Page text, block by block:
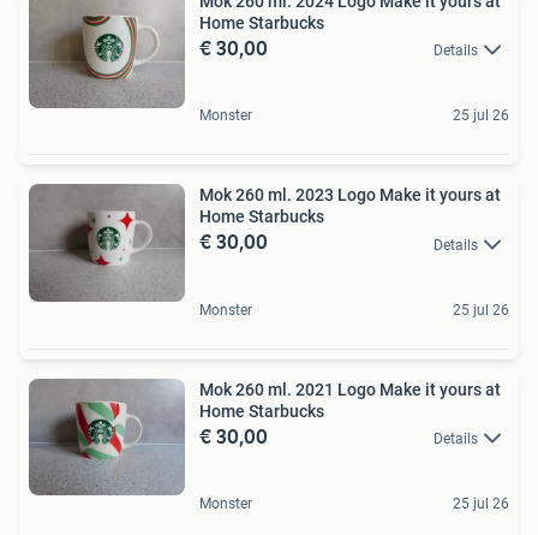
Home Starbucks
€ 30,00 Details
Monster 25 jul 26
Mok 260 ml. 2023 Logo Make it yours at
Home Starbucks
€ 30,00 Details
Monster 25 jul 26
Mok 260 ml. 2021 Logo Make it yours at
Home Starbucks
€ 30,00 Details
Monster 25 jul 26